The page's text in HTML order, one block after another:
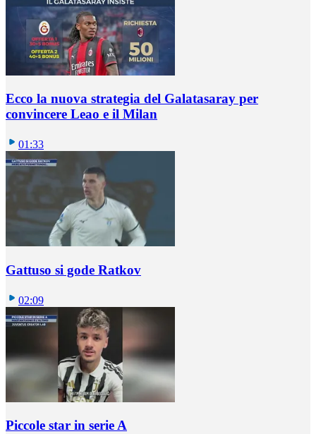
Ecco la nuova strategia del Galatasaray per
convincere Leao e il Milan
01:33
Gattuso si gode Ratkov
02:09
Piccole star in serie A